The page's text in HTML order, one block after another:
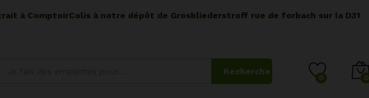
à ComptoirColis à notre dépôt de Grosbliederstroff rue de forbach sur la D31
Recherche
0 0